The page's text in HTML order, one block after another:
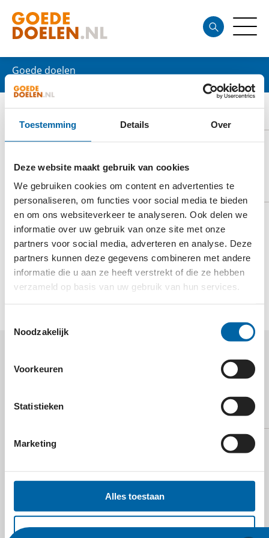
Toestemming Details Over
Deze website maakt gebruik van cookies
We gebruiken cookies om content en advertenties te
personaliseren, om functies voor social media te bieden
en om ons websiteverkeer te analyseren. Ook delen we
informatie over uw gebruik van onze site met onze
partners voor social media, adverteren en analyse. Deze
partners kunnen deze gegevens combineren met andere
informatie die u aan ze heeft verstrekt of die ze hebben
verzameld op basis van uw gebruik van hun services.
Noodzakelijk
Voorkeuren
Statistieken
Marketing
Alles toestaan
Goede doelen
BRANDWEER ZONDER GRENZEN
DOELSTELLING
Het doel van Brandweer zonder Grenzen is het
ondersteunen van lokale brandweerorganisaties in
landen waar brandweerorganisaties onze hulp goed
kunnen gebruiken.
MEER WETEN OVER
GRENZEN?